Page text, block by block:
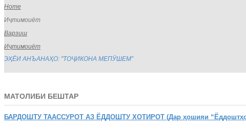
Home
Иҷтимоиёт
Варзиш
Иҷтимоиёт
ЭҲЁИ АНЪАНАҲО: "ТОҶИКОНА МЕПӮШЕМ”
МАТОЛИБИ БЕШТАР
БАРДОШТУ ТААССУРОТ АЗ ЁДДОШТУ ХОТИРОТ (Дар ҳошияи